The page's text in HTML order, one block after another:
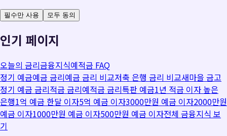
필수만 사용 모두 동의
인기 페이지
오늘의 금리금융지식예적금 FAQ
정기 예금예금 금리예금 금리 비교저축 은행 금리 비교새마을 금고
정기 예금 금리적금 금리예적금 금리특판 예금1년 적금 이자 높은
은행1억 예금 한달 이자5억 예금 이자3000만원 예금 이자2000만원
예금 이자1000만원 예금 이자500만원 예금 이자전체 금융지식 보
기